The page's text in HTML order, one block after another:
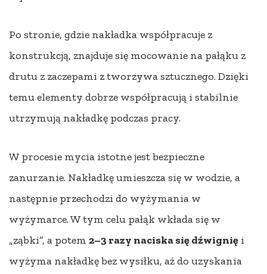
Po stronie, gdzie nakładka współpracuje z
konstrukcją, znajduje się mocowanie na pałąku z
drutu z zaczepami z tworzywa sztucznego. Dzięki
temu elementy dobrze współpracują i stabilnie
utrzymują nakładkę podczas pracy.
W procesie mycia istotne jest bezpieczne
zanurzanie. Nakładkę umieszcza się w wodzie, a
następnie przechodzi do wyżymania w
wyżymarce. W tym celu pałąk wkłada się w
„ząbki”, a potem 2–3 razy naciska się dźwignię i
wyżyma nakładkę bez wysiłku, aż do uzyskania